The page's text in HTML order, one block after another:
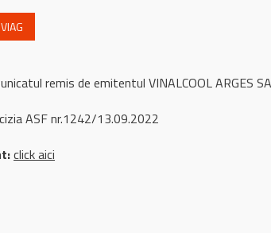
VIAG
remis de emitentul VINALCOOL ARGES
ASF nr.1242/13.09.2022
click aici